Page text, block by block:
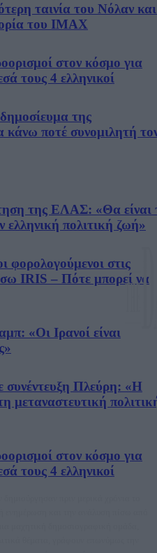
ταινία του Νόλαν
του IMAX
στον κόσμο για
τους 4 ελληνικοί
της
ποτέ συνομιλητή
της ΕΛΑΣ: «Θα είναι
ελληνική πολιτική ζωή»
φορολογούμενοι στις
IRIS – Πότε μπορεί να
«Οι Ιρανοί είναι
Πλεύρη: «Η
μεταναστευτική
στον κόσμο για
τους 4 ελληνικοί